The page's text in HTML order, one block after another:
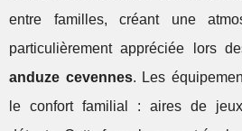
entre familles, créant une
particulièrement appréciée lors
anduze cevennes. Les
le confort familial : aires de